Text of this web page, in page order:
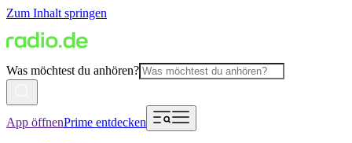
Zum Inhalt springen
Was möchtest du anhören?
App öffnenPrime entdecken